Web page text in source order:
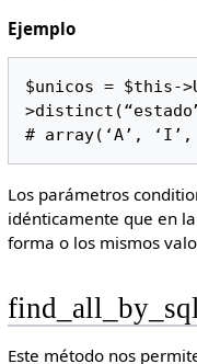
Ejemplo
$unicos = $this-
# array(‘A’, ‘I’,
Los parámetros
idénticamente que en
forma o los mismos
Este método nos